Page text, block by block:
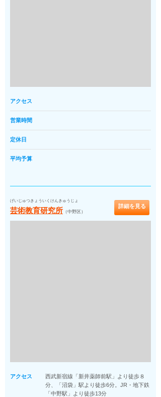
アクセス
営業時間
定休日
平均予算
げいじゅつきょういくけんきゅうじょ
芸術教育研究所 （中野区）
詳細を見る
アクセス
西武新宿線「新井薬師前駅」より徒歩８
分、「沼袋」駅より徒歩6分。JR・地下鉄
「中野駅」より徒歩13分